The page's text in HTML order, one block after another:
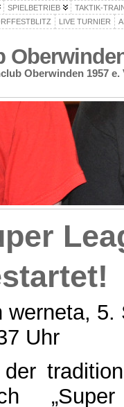
SPIELBETRIEB
TAKTIK-
LIVE TURNIER
Oberwinden 1957 e.
werneta, 5.
Uhr